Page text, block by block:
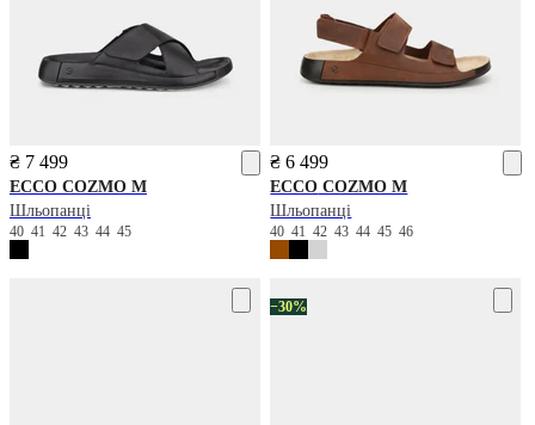
₴ 7 499
ECCO COZMO M
Шльопанці
40 41 42 43 44 45
₴ 6 499
ECCO COZMO M
Шльопанці
40414243444546
−30%